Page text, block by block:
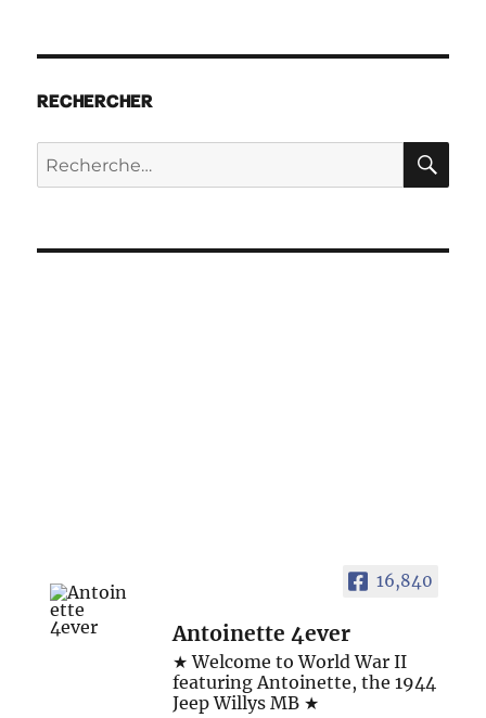
RECHERCHER
Recherche
pour :
16,840
Antoinette 4ever
★ Welcome to World War II
featuring Antoinette, the 1944
Jeep Willys MB ★